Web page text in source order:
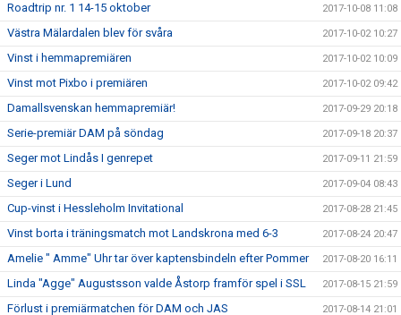
Roadtrip nr. 1 14-15 oktober 2017-10-08 11:08
Västra Mälardalen blev för svåra 2017-10-02 10:27
Vinst i hemmapremiären 2017-10-02 10:09
Vinst mot Pixbo i premiären 2017-10-02 09:42
Damallsvenskan hemmapremiär! 2017-09-29 20:18
Serie-premiär DAM på söndag 2017-09-18 20:37
Seger mot Lindås I genrepet 2017-09-11 21:59
Seger i Lund 2017-09-04 08:43
Cup-vinst i Hessleholm Invitational 2017-08-28 21:45
Vinst borta i träningsmatch mot Landskrona med 6-3 2017-08-24 20:47
Amelie " Amme" Uhr tar över kaptensbindeln efter Pommer 2017-08-20 16:11
Linda "Agge" Augustsson valde Åstorp framför spel i SSL 2017-08-15 21:59
Förlust i premiärmatchen för DAM och JAS 2017-08-14 21:01